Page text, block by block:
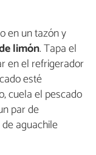
en un tazón y
limón. Tapa el
en el refrigerador
esté
cuela el pescado
par de
aguachile